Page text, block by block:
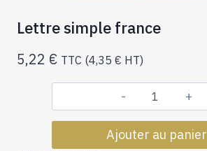
Lettre simple france
5,22 € TTC (4,35 € HT)
quantité
de
Lettre
Ajouter au panier